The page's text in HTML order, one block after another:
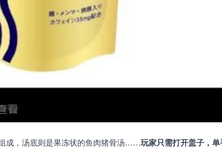
成，汤底则是果冻状的鱼肉猪骨汤……玩家只需打开盖子，单